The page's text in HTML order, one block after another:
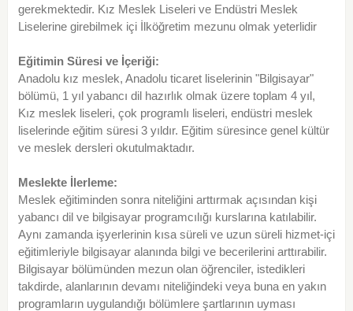
gerekmektedir. Kız Meslek Liseleri ve Endüstri Meslek
Liselerine girebilmek içi İlköğretim mezunu olmak yeterlidir
Eğitimin Süresi ve İçeriği:
Anadolu kız meslek, Anadolu ticaret liselerinin "Bilgisayar"
bölümü, 1 yıl yabancı dil hazırlık olmak üzere toplam 4 yıl,
Kız meslek liseleri, çok programlı liseleri, endüstri meslek
liselerinde eğitim süresi 3 yıldır. Eğitim süresince genel kültür
ve meslek dersleri okutulmaktadır.
Meslekte İlerleme:
Meslek eğitiminden sonra niteliğini arttırmak açısından kişi
yabancı dil ve bilgisayar programcılığı kurslarına katılabilir.
Aynı zamanda işyerlerinin kısa süreli ve uzun süreli hizmet-içi
eğitimleriyle bilgisayar alanında bilgi ve becerilerini arttırabilir.
Bilgisayar bölümünden mezun olan öğrenciler, istedikleri
takdirde, alanlarının devamı niteliğindeki veya buna en yakın
programların uygulandığı bölümlere şartlarının uyması